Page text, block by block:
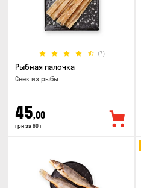
(7)
Рыбная палочка
Снек из рыбы
45,00
грн за 60 г